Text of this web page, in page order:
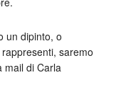
un dipinto, o
saremo
mail di Carla